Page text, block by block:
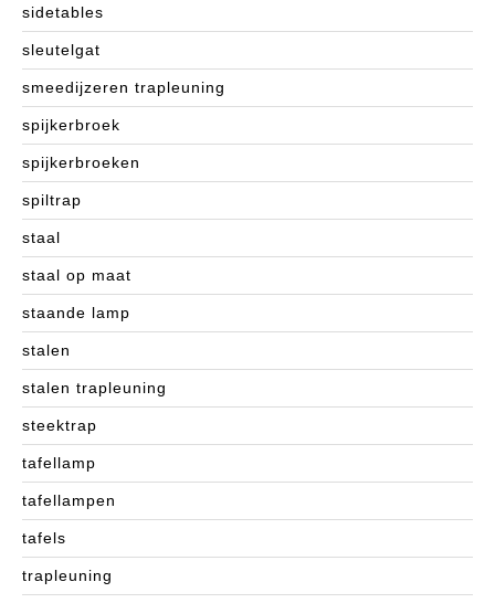
sidetables
sleutelgat
smeedijzeren trapleuning
spijkerbroek
spijkerbroeken
spiltrap
staal
staal op maat
staande lamp
stalen
stalen trapleuning
steektrap
tafellamp
tafellampen
tafels
trapleuning